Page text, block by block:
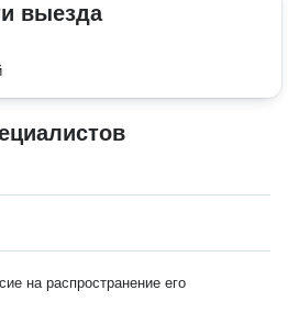
выезда
на распространение его